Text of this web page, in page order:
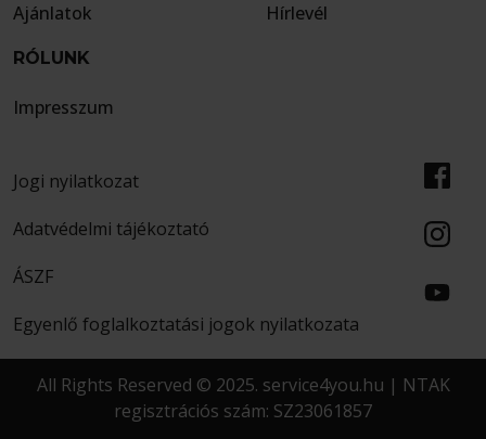
Ajánlatok
Hírlevél
RÓLUNK
Impresszum
Jogi nyilatkozat
Adatvédelmi tájékoztató
ÁSZF
Egyenlő foglalkoztatási jogok nyilatkozata
All Rights Reserved © 2025. service4you.hu | NTAK
regisztrációs szám: SZ23061857